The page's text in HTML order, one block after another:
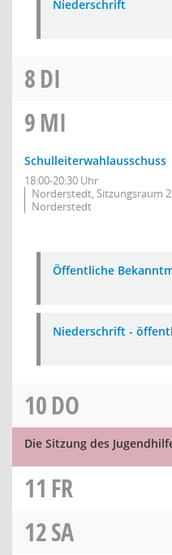
Niederschrift
8DI
9MI
Schulleiterwahlausschuss
18:00-20:30 Uhr
Norderstedt, Sitzungsraum
Norderstedt
Öffentliche
Niederschrift -
10DO
Die Sitzung des
11 FR
12SA